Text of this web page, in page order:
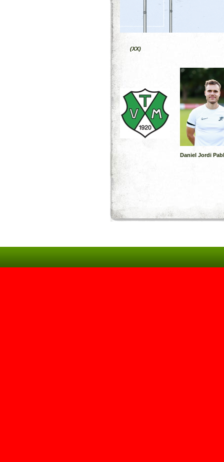
(XX)
Daniel Jordi